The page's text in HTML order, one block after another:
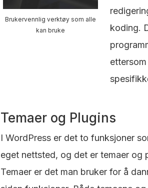
Brukervennlig verktøy som alle
kan bruke
koding.
Temaer og Plugins
I WordPress er det to funksjoner
eget nettsted, og det er temaer og
Temaer er det man bruker for å